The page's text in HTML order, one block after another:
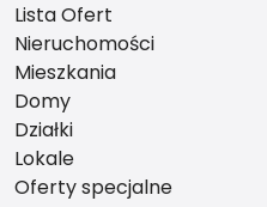
Lista Ofert
Nieruchomości
Mieszkania
Domy
Działki
Lokale
Oferty specjalne